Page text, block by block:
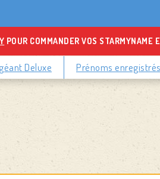
POUR COMMANDER VOS STARMYNAME
Deluxe Prénoms enregistrés